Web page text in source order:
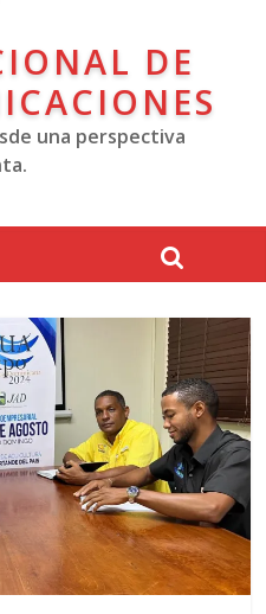
DE
una perspectiva